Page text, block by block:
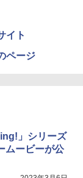
イト
ページ
」シリーズ
ムービーが公